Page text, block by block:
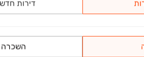
דירות
השכרה
מודעות דומות